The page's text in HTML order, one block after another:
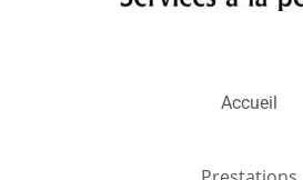
Accueil